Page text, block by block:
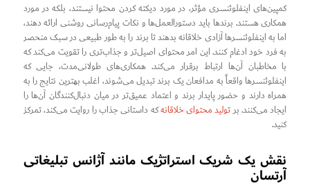
کمپین‌های اینفلوئنسری مؤثر، در مورد دیکته کردن محتوا نیستند، بلکه در مورد
همکاری هستند. برندها باید دستورالعمل‌ها و نکات پیام‌رسانی روشنی ارائه دهند،
اما به اینفلوئنسرها آزادی خلاقانه بدهند تا برند را به طور طبیعی در سبک منحصر
به فرد خود ادغام کنند. این امر محتوای اصیل‌تر و جذاب‌تری را تقویت می‌کند که
با مخاطبان آن‌ها ارتباط برقرار می‌کند. همکاری‌های طولانی‌مدت، جایی که
اینفلوئنسرها واقعاً به مدافعان یک برند تبدیل می‌شوند، اغلب بهترین نتایج را به
همراه دارند و حضور پایدار برند و اعتماد عمیق‌تر در میان دنبال‌کنندگان آن‌ها را
ایجاد می‌کنند. برتولید محتوای خلاقانهکه داستانی جذاب را روایت می‌کند، تمرکز
کنید.
نقش یک شریک استراتژیک مانند آژانس تبلیغاتی
آرتسان